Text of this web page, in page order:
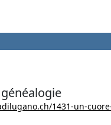
1431-un-